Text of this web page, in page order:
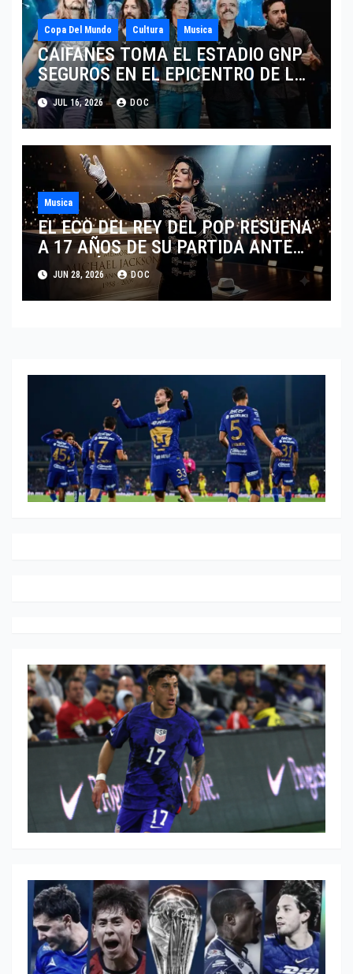
Copa Del Mundo Cultura Musica
CAIFANES TOMA EL ESTADIO GNP
SEGUROS EN EL EPICENTRO DE LA
IDENTIDAD MEXICANA
JUL 16, 2026 DOC
Musica
EL ECO DEL REY DEL POP RESUENA
A 17 AÑOS DE SU PARTIDA ANTE
EL FENÓMENO DE SU BIOPIC EN
2026
JUN 28, 2026 DOC